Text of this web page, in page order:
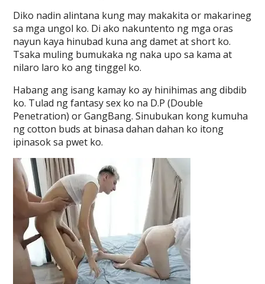
Diko nadin alintana kung may makakita or makarineg
sa mga ungol ko. Di ako nakuntento ng mga oras
nayun kaya hinubad kuna ang damet at short ko.
Tsaka muling bumukaka ng naka upo sa kama at
nilaro laro ko ang tinggel ko.
Habang ang isang kamay ko ay hinihimas ang dibdib
ko. Tulad ng fantasy sex ko na D.P (Double
Penetration) or GangBang. Sinubukan kong kumuha
ng cotton buds at binasa dahan dahan ko itong
ipinasok sa pwet ko.